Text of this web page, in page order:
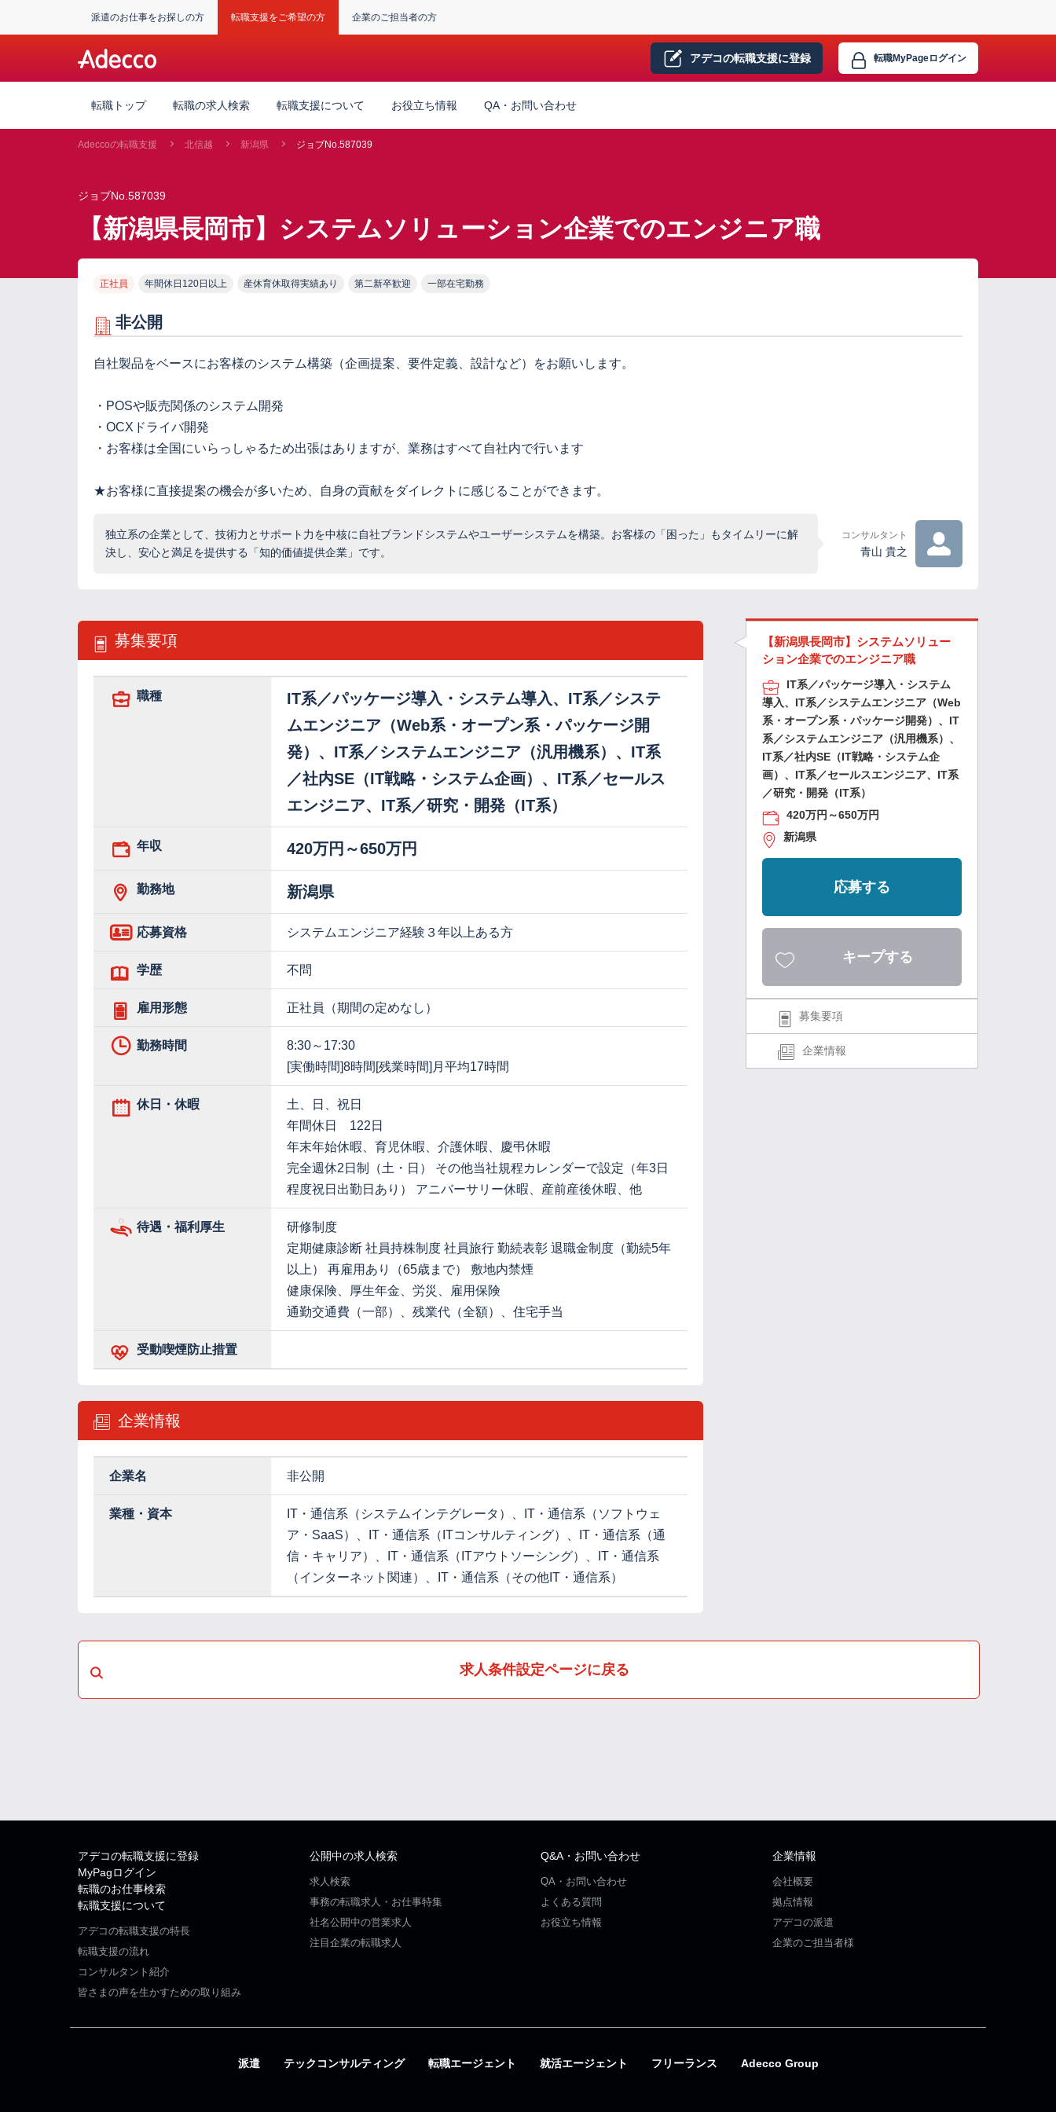
派遣のお仕事をお探しの方 転職支援をご希望の方 企業のご担当者の方
アデコの転職支援に登録 転職MyPageログイン
転職トップ 転職の求人検索 転職支援について お役立ち情報 QA・お問い合わせ
Adeccoの転職支援 北信越 新潟県 ジョブNo.587039
ジョブNo.587039
【新潟県長岡市】システムソリューション企業でのエンジニア職
正社員 年間休日120日以上 産休育休取得実績あり 第二新卒歓迎 一部在宅勤務
非公開
自社製品をベースにお客様のシステム構築（企画提案、要件定義、設計など）をお願いします。
・POSや販売関係のシステム開発
・OCXドライバ開発
・お客様は全国にいらっしゃるため出張はありますが、業務はすべて自社内で行います
★お客様に直接提案の機会が多いため、自身の貢献をダイレクトに感じることができます。
独立系の企業として、技術力とサポート力を中核に自社ブランドシステムやユーザーシステムを構築。お客様の「困った」もタイムリーに解
決し、安心と満足を提供する「知的価値提供企業」です。
コンサルタント
青山 貴之
募集要項
職種
IT系／パッケージ導入・システム導入、IT系／システ
ムエンジニア（Web系・オープン系・パッケージ開
発）、IT系／システムエンジニア（汎用機系）、IT系
／社内SE（IT戦略・システム企画）、IT系／セールス
エンジニア、IT系／研究・開発（IT系）
年収 420万円～650万円
勤務地 新潟県
応募資格 システムエンジニア経験３年以上ある方
学歴 不問
雇用形態 正社員（期間の定めなし）
勤務時間
8:30～17:30
[実働時間]8時間[残業時間]月平均17時間
休日・休暇
土、日、祝日
年間休日 122日
年末年始休暇、育児休暇、介護休暇、慶弔休暇
完全週休2日制（土・日） その他当社規程カレンダーで設定（年3日
程度祝日出勤日あり） アニバーサリー休暇、産前産後休暇、他
待遇・福利厚生
研修制度
定期健康診断 社員持株制度 社員旅行 勤続表彰 退職金制度（勤続5年
以上） 再雇用あり（65歳まで） 敷地内禁煙
健康保険、厚生年金、労災、雇用保険
通勤交通費（一部）、残業代（全額）、住宅手当
受動喫煙防止措置
企業情報
企業名 非公開
業種・資本
IT・通信系（システムインテグレータ）、IT・通信系（ソフトウェ
ア・SaaS）、IT・通信系（ITコンサルティング）、IT・通信系（通
信・キャリア）、IT・通信系（ITアウトソーシング）、IT・通信系
（インターネット関連）、IT・通信系（その他IT・通信系）
【新潟県長岡市】システムソリュー
ション企業でのエンジニア職
IT系／パッケージ導入・システム
導入、IT系／システムエンジニア（Web
系・オープン系・パッケージ開発）、IT
系／システムエンジニア（汎用機系）、
IT系／社内SE（IT戦略・システム企
画）、IT系／セールスエンジニア、IT系
／研究・開発（IT系）
420万円～650万円
新潟県
応募する
キープする
募集要項
企業情報
求人条件設定ページに戻る
アデコの転職支援に登録
MyPagログイン
転職のお仕事検索
転職支援について
アデコの転職支援の特長
転職支援の流れ
コンサルタント紹介
皆さまの声を生かすための取り組み
公開中の求人検索
求人検索
事務の転職求人・お仕事特集
社名公開中の営業求人
注目企業の転職求人
Q&A・お問い合わせ
QA・お問い合わせ
よくある質問
お役立ち情報
企業情報
会社概要
拠点情報
アデコの派遣
企業のご担当者様
派遣 テックコンサルティング 転職エージェント 就活エージェント フリーランス Adecco Group